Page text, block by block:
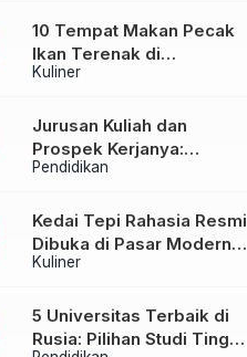
Orisinal di Atas Hot Plate
Kuliner
10 Tempat Makan Pecak
Ikan Terenak di
Tangerang & Jakarta,
Pendidikan
Jurusan Kuliah dan
Prospek Kerjanya:
Panduan Lengkap untuk
Kuliner
Kedai Tepi Rahasia Resmi
Dibuka di Pasar Modern
Sentraland Parung
Sambal Rempah Formula
Tepi Rahasia
5 Universitas Terbaik di
Rusia: Pilihan Studi Tinggi